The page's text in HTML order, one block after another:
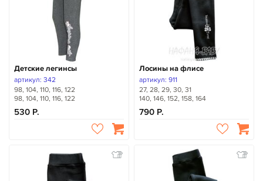
Детские легинсы
артикул: 342
98, 104, 110, 116, 122
98, 104, 110, 116, 122
530
Лосины на флисе
артикул: 911
27, 28, 29, 30, 31
140, 146, 152, 158, 164
790